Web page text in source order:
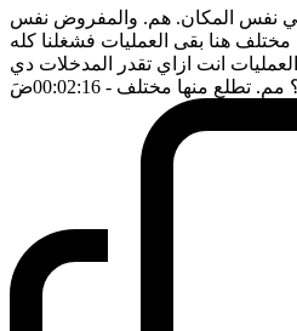
نفس المكان. هم. والمفروض نفس
مختلف هنا بقى العمليات فشغلنا كله
العمليات انت ازاي تقدر المدخلات دي
مم. تطلع منها مختلف - 00:02:16 ضَ